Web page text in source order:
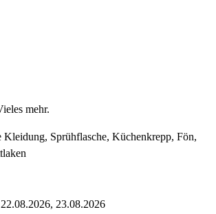
mehr.
Sprühflasche, Küchenkrepp, Fön,
23.08.2026